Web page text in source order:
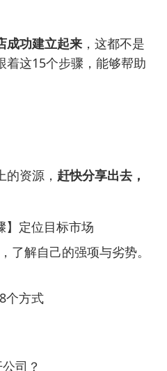
成功建立起来 ，这都不是
着这15个步骤 ，能够帮助
资源， 赶快分享出去，
】定位目标市场
了解自己的强项与劣势。
个方式
司？